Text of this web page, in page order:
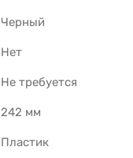
Черный
Нет
Не требуется
242 мм
Пластик